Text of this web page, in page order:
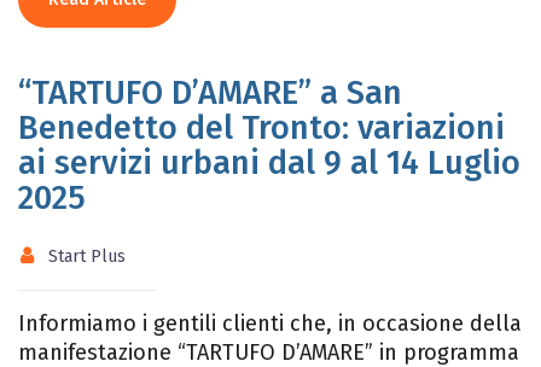
“TARTUFO D’AMARE” a San
Benedetto del Tronto: variazioni
ai servizi urbani dal 9 al 14 Luglio
2025
Start Plus
Informiamo i gentili clienti che, in occasione della
manifestazione “TARTUFO D’AMARE” in programma